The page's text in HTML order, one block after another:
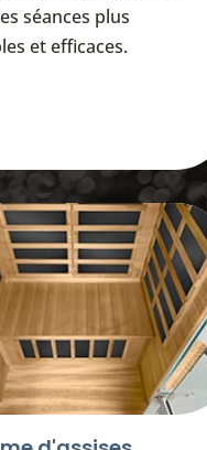
séances plus
et efficaces.